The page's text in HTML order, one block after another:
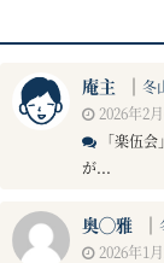
庵主 ｜ 冬
2026年2
「楽伍
が...
奥◯雅 ｜
2026年1